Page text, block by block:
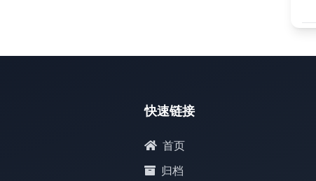
快速链接
首页
归档